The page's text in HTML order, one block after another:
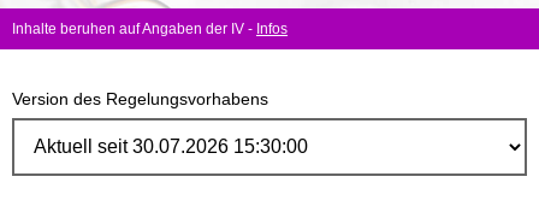
Inhalte beruhen auf Angaben der IV - Infos
Version des Regelungsvorhabens